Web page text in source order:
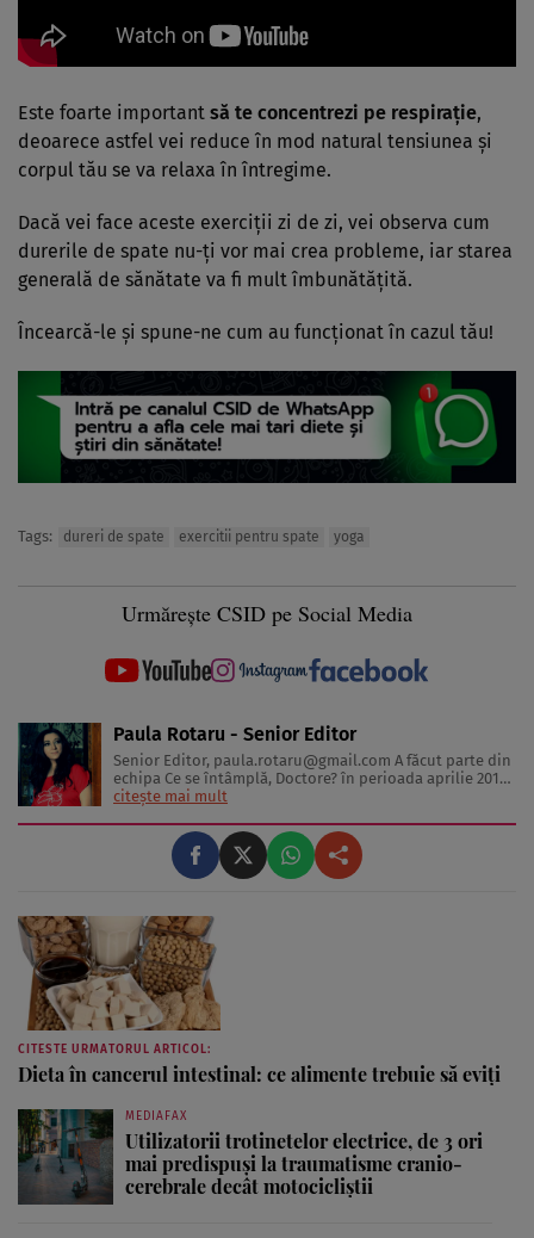
Este foarte important să te concentrezi pe respiraţie,
deoarece astfel vei reduce în mod natural tensiunea şi
corpul tău se va relaxa în întregime.
Dacă vei face aceste exerciţii zi de zi, vei observa cum
durerile de spate nu-ţi vor mai crea probleme, iar starea
generală de sănătate va fi mult îmbunătăţită.
Încearcă-le şi spune-ne cum au funcţionat în cazul tău!
Tags: dureri de spate exercitii pentru spate yoga
Urmărește CSID pe Social Media
Paula Rotaru - Senior Editor
Senior Editor, paula.rotaru@gmail.com
echipa Ce se întâmplă, Doctore? în perioada aprilie 2013-
decembrie 2023. Articolele sale cuprind informații despre
și sănătatea emoțională. Colaborări: Viața ...
citește mai mult
CITESTE URMATORUL ARTICOL:
Dieta în cancerul intestinal: ce alimente trebuie să eviţi
MEDIAFAX
Utilizatorii trotinetelor electrice, de 3 ori
mai predispuși la traumatisme cranio-
cerebrale decât motocicliștii